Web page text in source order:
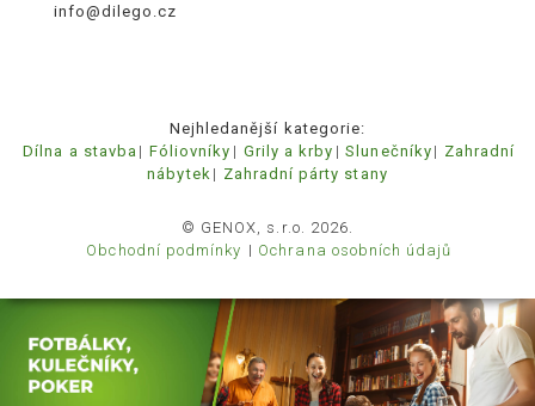
info@dilego.cz
Nejhledanější kategorie:
Dílna a stavba
Fóliovníky Grily a krby Slunečníky
Zahradní
nábytek
Zahradní párty stany
© GENOX, s.r.o. 2026.
Obchodní podmínky
Ochrana osobních údajů